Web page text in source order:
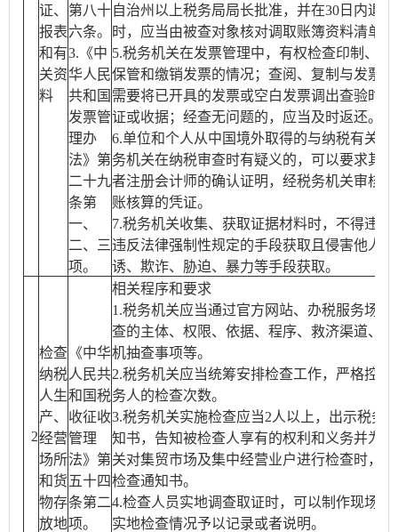
证、
报表
和有
关资
料
第八十
六条。
3.《中
华人民
共和国
发票管
理办
法》第
二十九
条第
一、
二、三
项。
自治州以上税务局局长批准，并在30日内退
时，应当由被查对象核对调取账簿资料清单
5.税务机关在发票管理中，有权检查印制、
保管和缴销发票的情况；查阅、复制与发票
需要将已开具的发票或空白发票调出查验时
证或收据；经查无问题的，应当及时返还。
6.单位和个人从中国境外取得的与纳税有关的
务机关在纳税审查时有疑义的，可以要求其
者注册会计师的确认证明，经税务机关审核
账核算的凭证。
7.税务机关收集、获取证据材料时，不得违
违反法律强制性规定的手段获取且侵害他人
诱、欺诈、胁迫、暴力等手段获取。
2
检查
纳税
人生
产、
经营
场所
和货
物存
放地
《中华
人民共
和国税
收征收
管理
法》第
五十四
条第二
项。
相关程序和要求
1.税务机关应当通过官方网站、办税服务场
查的主体、权限、依据、程序、救济渠道、
机抽查事项等。
2.税务机关应当统筹安排检查工作，严格控
务人的检查次数。
3.税务机关实施检查应当2人以上，出示税务
知书，告知被检查人享有的权利和义务并为
关对集贸市场及集中经营业户进行检查时，
检查通知书。
4.检查人员实地调查取证时，可以制作现场笔
实地检查情况予以记录或者说明。